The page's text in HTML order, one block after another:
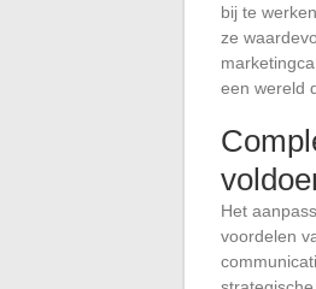
bij te
ze
een wereld
Het
voordelen